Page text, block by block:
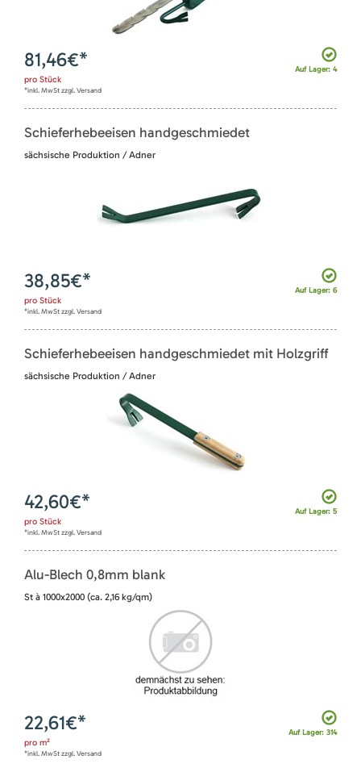
Auf Lager: 4
81,46€*
pro Stück
*inkl. MwSt zzgl. Versand
Schieferhebeeisen handgeschmiedet
sächsische Produktion / Adner
Auf Lager: 6
38,85€*
pro Stück
*inkl. MwSt zzgl. Versand
Schieferhebeeisen handgeschmiedet mit Holzgriff
sächsische Produktion / Adner
Auf Lager: 5
42,60€*
pro Stück
*inkl. MwSt zzgl. Versand
Alu-Blech 0,8mm blank
St à 1000x2000 (ca. 2,16 kg/qm)
Auf Lager: 314
22,61€*
pro m²
*inkl. MwSt zzgl. Versand